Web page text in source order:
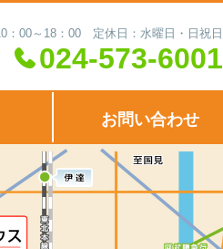
：00～18：00 定休日：水曜日・日祝日
024-573-6001
お問い合わせ